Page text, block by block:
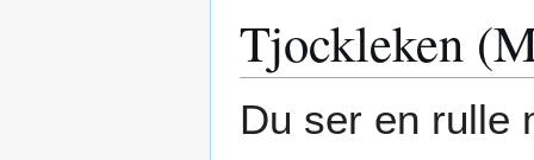
Tjockleken
Du ser en rulle